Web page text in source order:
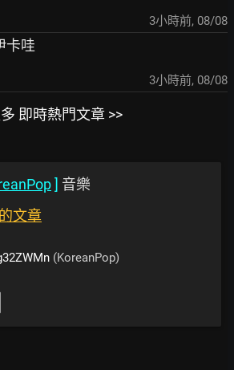
3小時前, 08/08
卡哇
3小時前, 08/08
即時熱門文章 >>
] 音樂
文章
(KoreanPop)